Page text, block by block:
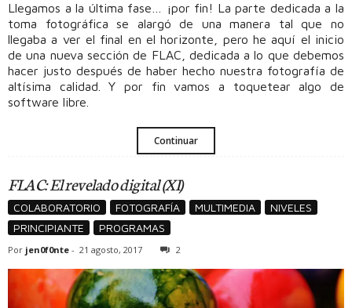
Llegamos a la última fase… ¡por fin! La parte dedicada a la
toma fotográfica se alargó de una manera tal que no
llegaba a ver el final en el horizonte, pero he aquí el inicio
de una nueva sección de FLAC, dedicada a lo que debemos
hacer justo después de haber hecho nuestra fotografía de
altísima calidad. Y por fin vamos a toquetear algo de
software libre.
Continuar
FLAC: El revelado digital (XI)
COLABORATORIO FOTOGRAFÍA MULTIMEDIA
NIVELES
PRINCIPIANTE
PROGRAMAS
Por jen0f0nte - 21 agosto, 2017 2